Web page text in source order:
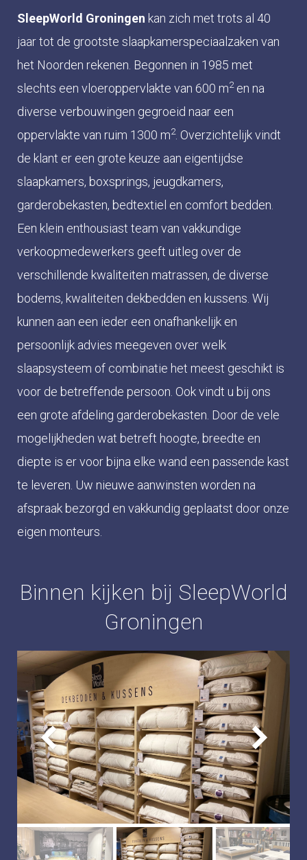
SleepWorld Groningen kan zich met trots al 40
jaar tot de grootste slaapkamerspeciaalzaken van
het Noorden rekenen. Begonnen in 1985 met
slechts een vloeroppervlakte van 600 m2en na
diverse verbouwingen gegroeid naar een
oppervlakte van ruim 1300 m2. Overzichtelijk vindt
de klant er een grote keuze aan eigentijdse
slaapkamers, boxsprings, jeugdkamers,
garderobekasten, bedtextiel en comfort bedden.
Een klein enthousiast team van vakkundige
verkoopmedewerkers geeft uitleg over de
verschillende kwaliteiten matrassen, de diverse
bodems, kwaliteiten dekbedden en kussens. Wij
kunnen aan een ieder een onafhankelijk en
persoonlijk advies meegeven over welk
slaapsysteem of combinatie het meest geschikt is
voor de betreffende persoon. Ook vindt u bij ons
een grote afdeling garderobekasten. Door de vele
mogelijkheden wat betreft hoogte, breedte en
diepte is er voor bijna elke wand een passende kast
te leveren. Uw nieuwe aanwinsten worden na
afspraak bezorgd en vakkundig geplaatst door onze
eigen monteurs.
Binnen kijken bij SleepWorld
Groningen